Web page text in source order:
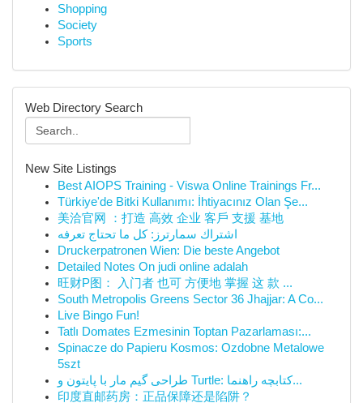
Shopping
Society
Sports
Web Directory Search
New Site Listings
Best AIOPS Training - Viswa Online Trainings Fr...
Türkiye'de Bitki Kullanımı: İhtiyacınız Olan Şe...
美洽官网 ：打造 高效 企业 客戶 支援 基地
اشتراك سمارترز: كل ما تحتاج تعرفه
Druckerpatronen Wien: Die beste Angebot
Detailed Notes On judi online adalah
旺财P图： 入门者 也可 方便地 掌握 这 款 ...
South Metropolis Greens Sector 36 Jhajjar: A Co...
Live Bingo Fun!
Tatlı Domates Ezmesinin Toptan Pazarlaması:...
Spinacze do Papieru Kosmos: Ozdobne Metalowe
5szt
طراحی گیم مار با پایتون و Turtle: کتابچه راهنما...
印度直邮药房：正品保障还是陷阱？